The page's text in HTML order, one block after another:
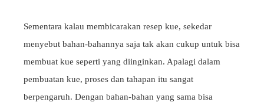
Sementara kalau membicarakan resep kue, sekedar
menyebut bahan-bahannya saja tak akan cukup untuk bisa
membuat kue seperti yang diinginkan. Apalagi dalam
pembuatan kue, proses dan tahapan itu sangat
berpengaruh. Dengan bahan-bahan yang sama bisa